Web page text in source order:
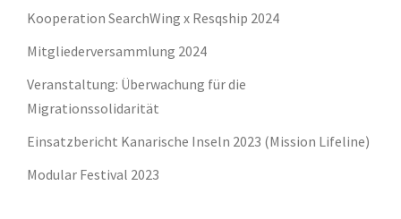
Kooperation SearchWing x Resqship 2024
Mitgliederversammlung 2024
Veranstaltung: Überwachung für die
Migrationssolidarität
Einsatzbericht Kanarische Inseln 2023 (Mission Lifeline)
Modular Festival 2023